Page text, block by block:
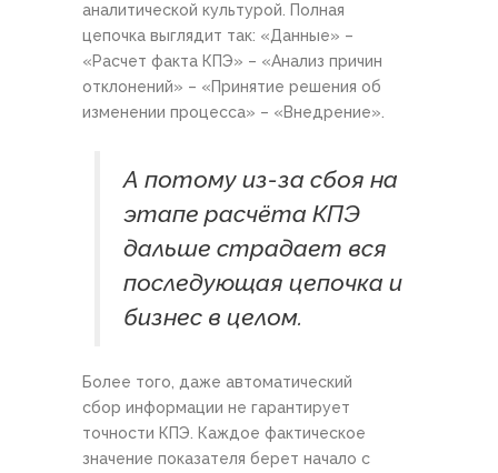
аналитической культурой. Полная
цепочка выглядит так: «Данные» –
«Расчет факта КПЭ» – «Анализ причин
отклонений» – «Принятие решения об
изменении процесса» – «Внедрение».
А потому из-за сбоя на
этапе расчёта КПЭ
дальше страдает вся
последующая цепочка и
бизнес в целом.
Более того, даже автоматический
сбор информации не гарантирует
точности КПЭ. Каждое фактическое
значение показателя берет начало с